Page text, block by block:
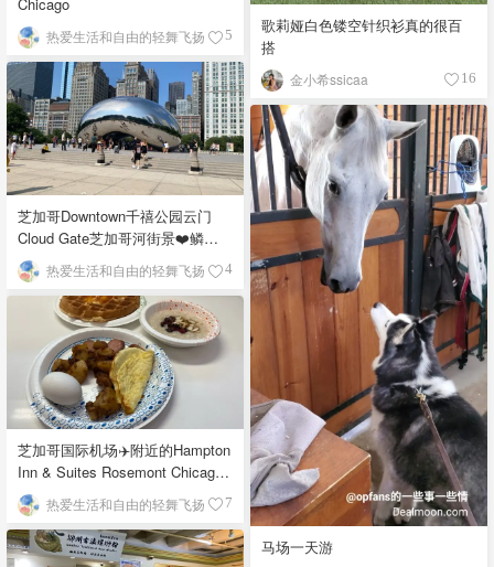
歌莉娅白色镂空针织衫真的很百
搭
金小希ssicaa 16
Chicago
热爱生活和自由的轻舞飞扬 5
芝加哥Downtown千禧公园云门
Cloud Gate芝加哥河街景❤️鳞次
栉比的高楼
热爱生活和自由的轻舞飞扬 4
马场一天游
芝加哥国际机场✈️附近的Hampton
Inn & Suites Rosemont Chicago
O'Hare自助早餐
热爱生活和自由的轻舞飞扬 7